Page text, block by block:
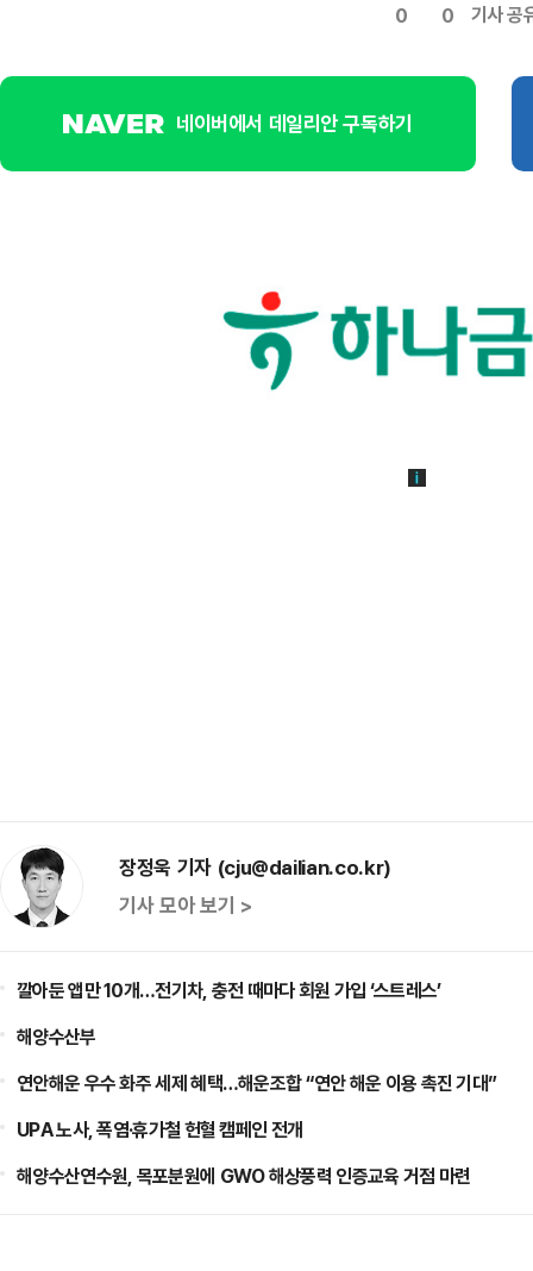
0 0 기사 공
네이버에서 데일리안 구독하기
장정욱 기자 (cju@dailian.co.kr)
기사 모아 보기 >
깔아둔 앱만 10개…전기차, 충전 때마다 회원 가입 ‘스트레스’
해양수산부
연안해운 우수 화주 세제 혜택…해운조합 “연안 해운 이용 촉진 기대”
UPA 노사, 폭염·휴가철 헌혈 캠페인 전개
해양수산연수원, 목포분원에 GWO 해상풍력 인증교육 거점 마련